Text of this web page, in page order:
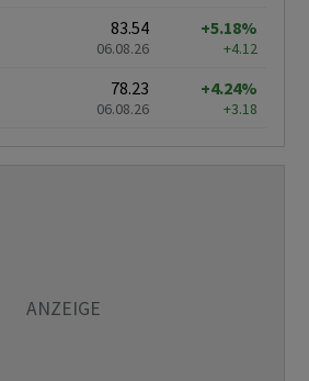
83.54
06.08.26
+5.18%
+4.12
78.23
06.08.26
+4.24%
+3.18